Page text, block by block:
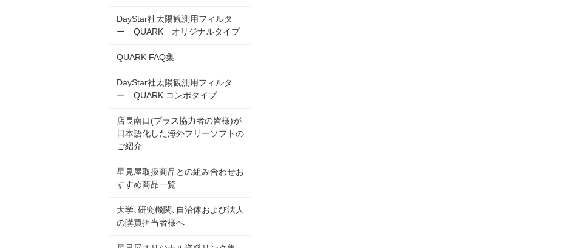
DayStar社太陽観測用フィルタ
ー QUARK オリジナルタイプ
QUARK FAQ集
DayStar社太陽観測用フィルタ
ー QUARK コンボタイプ
店長南口(プラス協力者の皆様)が
日本語化した海外フリーソフトの
ご紹介
星見屋取扱商品との組み合わせお
すすめ商品一覧
大学､研究機関､自治体および法人
の購買担当者様へ